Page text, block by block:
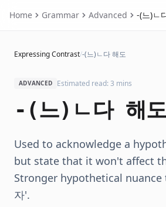
Home Grammar Advanced -(느)ㄴ
Expressing Contrast/-(느)ㄴ다 해도
ADVANCED Estimated read: 3 mins
-(느)ㄴ다 해도
Used to acknowledge a
but state that it won't affect
Stronger hypothetical nuance
자'.